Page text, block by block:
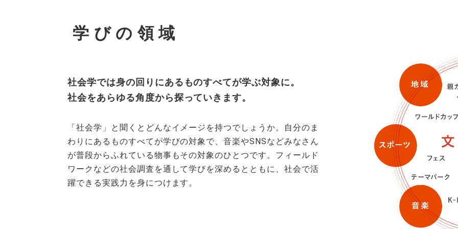
学びの領域
社会学では身の回りにあるものすべてが学ぶ対象に。
社会をあらゆる角度から探っていきます。
「社会学」と聞くとどんなイメージを持つでしょうか。自分のま
わりにあるものすべてが学びの対象で、音楽やSNSなどみなさん
が普段からふれている物事もその対象のひとつです。フィールド
ワークなどの社会調査を通して学びを深めるとともに、社会で活
躍できる実践力を身につけます。